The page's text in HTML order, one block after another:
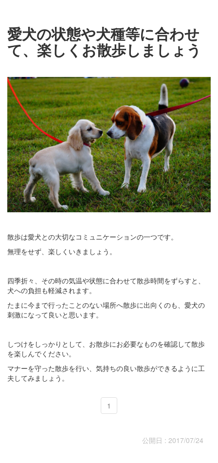
愛犬の状態や犬種等に合わせ
て、楽しくお散歩しましょう
散歩は愛犬との大切なコミュニケーションの一つです。
無理をせず、楽しくいきましょう。
四季折々、その時の気温や状態に合わせて散歩時間をずらすと、
犬への負担も軽減されます。
たまに今まで行ったことのない場所へ散歩に出向くのも、愛犬の
刺激になって良いと思います。
しつけをしっかりとして、お散歩にお必要なものを確認して散歩
を楽しんでください。
マナーを守った散歩を行い、気持ちの良い散歩ができるように工
夫してみましょう。
1
公開日 : 2017/07/24